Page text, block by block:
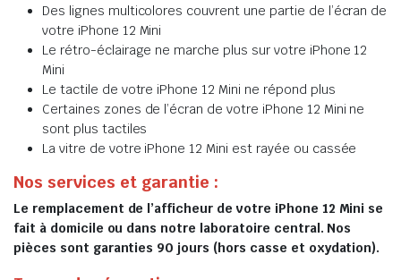
Des lignes multicolores couvrent une partie de l’écran de
votre iPhone 12 Mini
Le rétro-éclairage ne marche plus sur votre iPhone 12
Mini
Le tactile de votre iPhone 12 Mini ne répond plus
Certaines zones de l’écran de votre iPhone 12 Mini ne
sont plus tactiles
La vitre de votre iPhone 12 Mini est rayée ou cassée
Nos services et garantie :
Le remplacement de l’afficheur de votre iPhone 12 Mini se
fait à domicile ou dans notre laboratoire central. Nos
pièces sont garanties 90 jours (hors casse et oxydation).